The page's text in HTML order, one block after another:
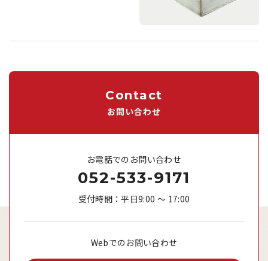
Contact
お問い合わせ
お電話でのお問い合わせ
052-533-9171
受付時間：平日9:00 ～ 17:00
Webでのお問い合わせ